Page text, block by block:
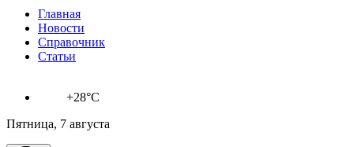
Главная
Новости
Справочник
Статьи
+28°C
Пятница, 7 августа